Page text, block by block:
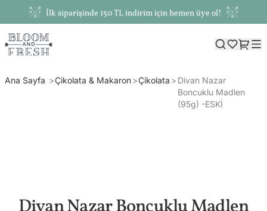
İlk siparişinde 150 TL indirim için hemen üye ol!
Ana Sayfa Çikolata & Makaron Çikolata
Divan Nazar
Boncuklu Madlen
(95g) -ESKİ